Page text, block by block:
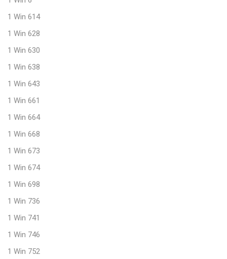
1 Win 614
1 Win 628
1 Win 630
1 Win 638
1 Win 643
1 Win 661
1 Win 664
1 Win 668
1 Win 673
1 Win 674
1 Win 698
1 Win 736
1 Win 741
1 Win 746
1 Win 752